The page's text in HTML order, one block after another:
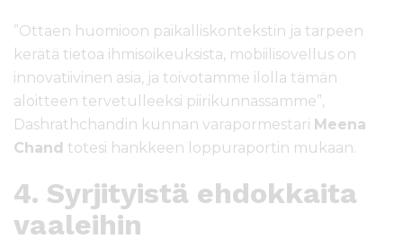
”Ottaen huomioon paikalliskontekstin ja tarpeen
kerätä tietoa ihmisoikeuksista, mobiilisovellus on
innovatiivinen asia, ja toivotamme ilolla tämän
aloitteen tervetulleeksi piirikunnassamme”,
Dashrathchandin kunnan varapormestari Meena
Chand totesi hankkeen loppuraportin mukaan.
4. Syrjityistä ehdokkaita
vaaleihin